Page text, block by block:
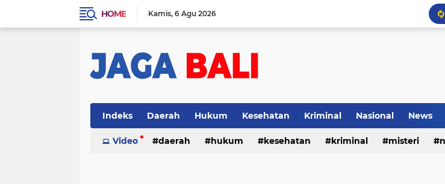
HOME Kamis 6 Agu 2026
Indeks Daerah Hukum Kesehatan Kriminal Nasional News
Video daerah hukum kesehatan kriminal misteri